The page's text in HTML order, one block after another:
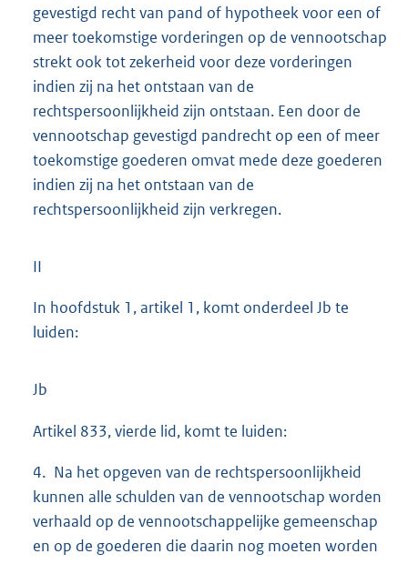
gevestigd recht van pand of hypotheek voor een of
meer toekomstige vorderingen op de vennootschap
strekt ook tot zekerheid voor deze vorderingen
indien zij na het ontstaan van de
rechtspersoonlijkheid zijn ontstaan. Een door de
vennootschap gevestigd pandrecht op een of meer
toekomstige goederen omvat mede deze goederen
indien zij na het ontstaan van de
rechtspersoonlijkheid zijn verkregen.
II
In hoofdstuk 1, artikel 1, komt onderdeel Jb te
luiden:
Jb
Artikel 833, vierde lid, komt te luiden:
4. Na het opgeven van de rechtspersoonlijkheid
kunnen alle schulden van de vennootschap worden
verhaald op de vennootschappelijke gemeenschap
en op de goederen die daarin nog moeten worden